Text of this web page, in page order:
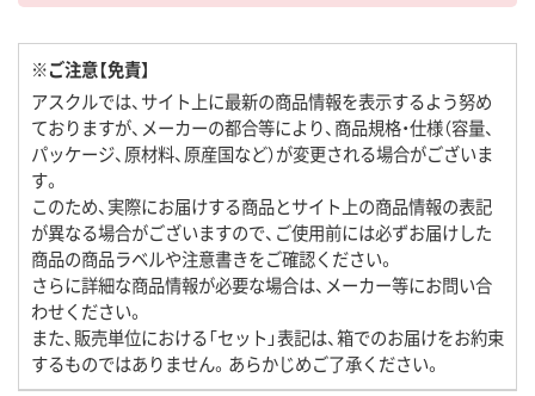
※ご注意【免責】
アスクルでは、サイト上に最新の商品情報を表示するよう努め
ておりますが、メーカーの都合等により、商品規格・仕様（容量、
パッケージ、原材料、原産国など）が変更される場合がございま
す。
このため、実際にお届けする商品とサイト上の商品情報の表記
が異なる場合がございますので、ご使用前には必ずお届けした
商品の商品ラベルや注意書きをご確認ください。
さらに詳細な商品情報が必要な場合は、メーカー等にお問い合
わせください。
また、販売単位における「セット」表記は、箱でのお届けをお約束
するものではありません。あらかじめご了承ください。